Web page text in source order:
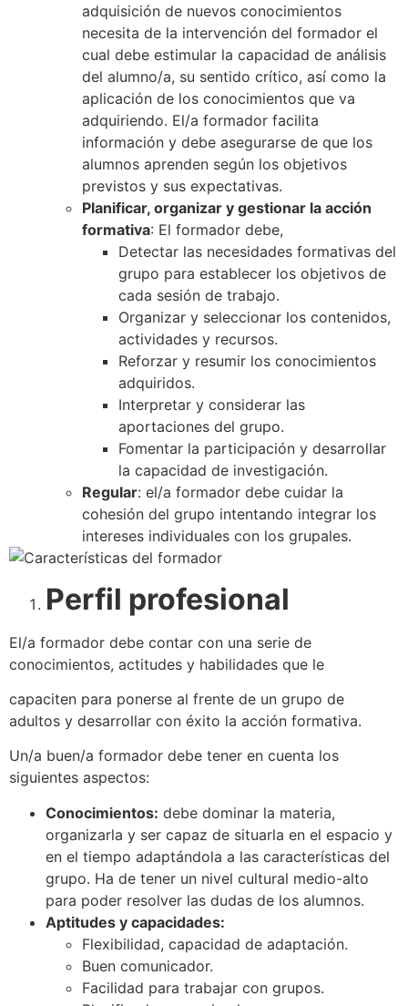
adquisición de nuevos conocimientos
necesita de la intervención del formador el
cual debe estimular la capacidad de análisis
del alumno/a, su sentido crítico, así como la
aplicación de los conocimientos que va
adquiriendo. El/a formador facilita
información y debe asegurarse de que los
alumnos aprenden según los objetivos
previstos y sus expectativas.
Planificar, organizar y gestionar la acción
formativa: El formador debe,
Detectar las necesidades formativas del
grupo para establecer los objetivos de
cada sesión de trabajo.
Organizar y seleccionar los contenidos,
actividades y recursos.
Reforzar y resumir los conocimientos
adquiridos.
Interpretar y considerar las
aportaciones del grupo.
Fomentar la participación y desarrollar
la capacidad de investigación.
Regular: el/a formador debe cuidar la
cohesión del grupo intentando integrar los
intereses individuales con los grupales.
Perfil profesional
El/a formador debe contar con una serie de
conocimientos, actitudes y habilidades que le
capaciten para ponerse al frente de un grupo de
adultos y desarrollar con éxito la acción formativa.
Un/a buen/a formador debe tener en cuenta los
siguientes aspectos:
Conocimientos: debe dominar la materia,
organizarla y ser capaz de situarla en el espacio y
en el tiempo adaptándola a las características del
grupo. Ha de tener un nivel cultural medio-alto
para poder resolver las dudas de los alumnos.
Aptitudes y capacidades:
Flexibilidad, capacidad de adaptación.
Buen comunicador.
Facilidad para trabajar con grupos.